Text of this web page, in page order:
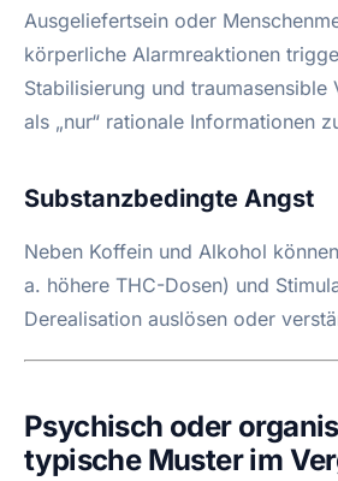
Ausgeliefertsein oder
körperliche Alarmreaktionen
Stabilisierung und traumasensible
als „nur“ rationale Informationen
Substanzbedingte Angst
Neben Koffein und Alkohol
a. höhere THC-Dosen) und
Derealisation auslösen oder
Psychisch oder
typische Muster im